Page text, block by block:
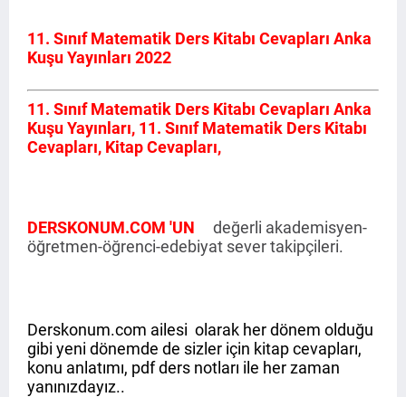
11. Sınıf Matematik Ders Kitabı Cevapları Anka
Kuşu Yayınları 2022
11. Sınıf Matematik Ders Kitabı Cevapları Anka
Kuşu Yayınları, 11. Sınıf Matematik Ders Kitabı
Cevapları, Kitap Cevapları,
DERSKONUM.COM 'UN
değerli akademisyen-
öğretmen-öğrenci-edebiyat sever takipçileri.
Derskonum.com ailesi olarak her dönem olduğu
gibi yeni dönemde de sizler için kitap cevapları,
konu anlatımı, pdf ders notları ile her zaman
yanınızdayız..